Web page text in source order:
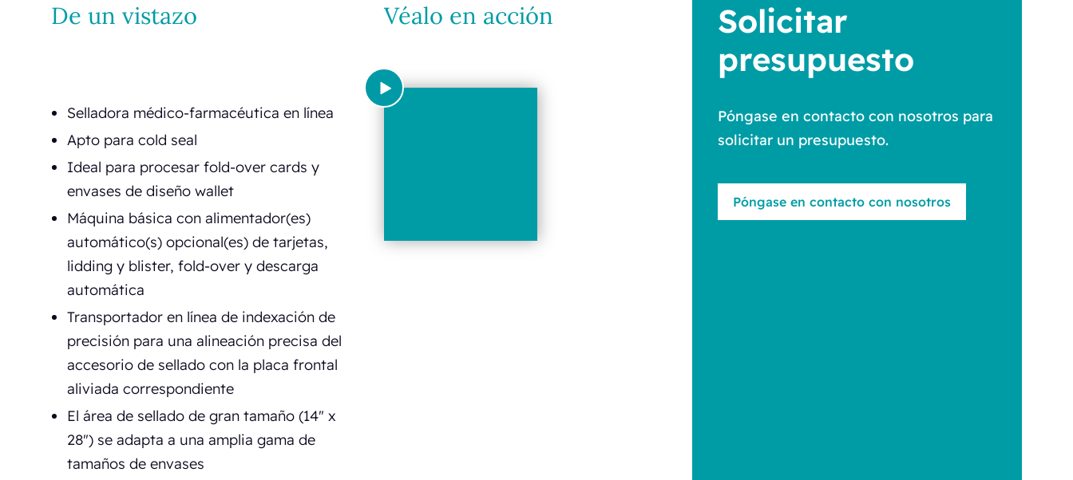
De un vistazo
Selladora médico-farmacéutica en línea
Apto para cold seal
Ideal para procesar fold-over cards y
envases de diseño wallet
Máquina básica con alimentador(es)
automático(s) opcional(es) de tarjetas,
lidding y blister, fold-over y descarga
automática
Transportador en línea de indexación de
precisión para una alineación precisa del
accesorio de sellado con la placa frontal
aliviada correspondiente
El área de sellado de gran tamaño (14" x
28") se adapta a una amplia gama de
tamaños de envases
Véalo en acción
Solicitar
presupuesto
Póngase en contacto con nosotros para
solicitar un presupuesto.
Póngase en contacto con nosotros